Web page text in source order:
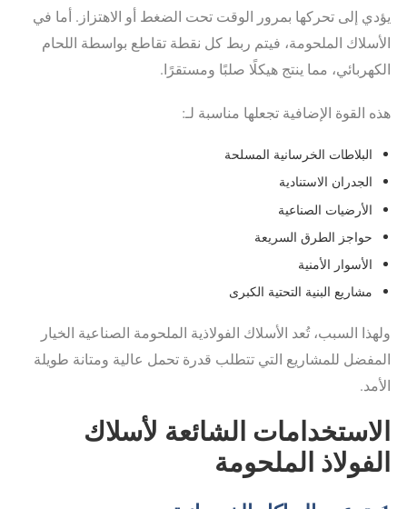
يؤدي إلى تحركها بمرور الوقت تحت الضغط أو الاهتزاز. أما في
الأسلاك الملحومة، فيتم ربط كل نقطة تقاطع بواسطة اللحام
الكهربائي، مما ينتج هيكلًا صلبًا ومستقرًا.
هذه القوة الإضافية تجعلها مناسبة لـ:
البلاطات الخرسانية المسلحة
الجدران الاستنادية
الأرضيات الصناعية
حواجز الطرق السريعة
الأسوار الأمنية
مشاريع البنية التحتية الكبرى
ولهذا السبب، تُعد الأسلاك الفولاذية الملحومة الصناعية الخيار
المفضل للمشاريع التي تتطلب قدرة تحمل عالية ومتانة طويلة
الأمد.
الاستخدامات الشائعة لأسلاك
الفولاذ الملحومة